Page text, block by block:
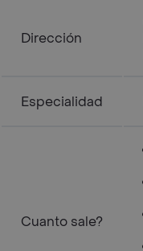
Dirección
Especialidad
Cuanto sale?